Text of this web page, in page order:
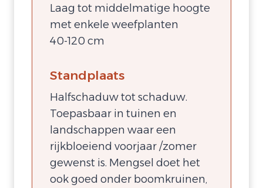
Laag tot middelmatige hoogte
met enkele weefplanten
40-120 cm
Standplaats
Halfschaduw tot schaduw.
Toepasbaar in tuinen en
landschappen waar een
rijkbloeiend voorjaar /zomer
gewenst is. Mengsel doet het
ook goed onder boomkruinen,